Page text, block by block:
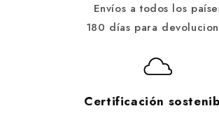
Envíos a todos los
180 días para
Certificación